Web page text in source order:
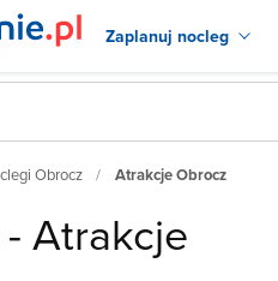
Zaplanuj nocleg
Obrocz Atrakcje Obrocz
Atrakcje